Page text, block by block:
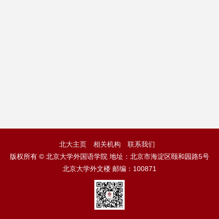
北大主页 相关机构
联系我们
版权所有 © 北京大学外国语学院 地址：北京市海淀区颐和园路5号
北京大学外文楼 邮编：100871